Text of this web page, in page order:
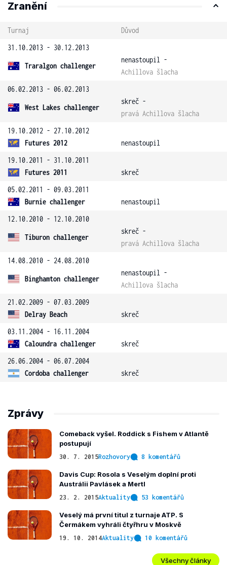
Zranění
Turnaj
Důvod
31.10.2013 - 30.12.2013
Traralgon challenger
nenastoupil -
Achillova šlacha
06.02.2013 - 06.02.2013
West Lakes challenger
skreč -
pravá Achillova šlacha
19.10.2012 - 27.10.2012
Futures 2012
nenastoupil
19.10.2011 - 31.10.2011
Futures 2011
skreč
05.02.2011 - 09.03.2011
Burnie challenger
nenastoupil
12.10.2010 - 12.10.2010
Tiburon challenger
skreč -
pravá Achillova šlacha
14.08.2010 - 24.08.2010
Binghamton challenger
nenastoupil -
Achillova šlacha
21.02.2009 - 07.03.2009
Delray Beach
skreč
03.11.2004 - 16.11.2004
Caloundra challenger
skreč
26.06.2004 - 06.07.2004
Cordoba challenger
skreč
Zprávy
Comeback vyšel. Roddick s Fishem v Atlantě
postupují
30. 7. 2015Rozhovory 8 komentářů
Davis Cup: Rosola s Veselým doplní proti
Austrálii Pavlásek a Mertl
23. 2. 2015Aktuality 53 komentářů
Veselý má první titul z turnaje ATP. S
Čermákem vyhráli čtyřhru v Moskvě
19. 10. 2014Aktuality 10 komentářů
Všechny články